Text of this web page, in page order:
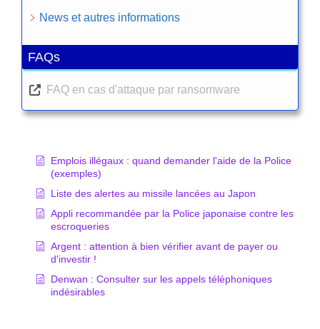
News et autres informations
FAQs
FAQ en cas d'attaque par ransomware
Emplois illégaux : quand demander l'aide de la Police
(exemples)
Liste des alertes au missile lancées au Japon
Appli recommandée par la Police japonaise contre les
escroqueries
Argent : attention à bien vérifier avant de payer ou
d'investir !
Denwan : Consulter sur les appels téléphoniques
indésirables